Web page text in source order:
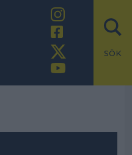
SÖK